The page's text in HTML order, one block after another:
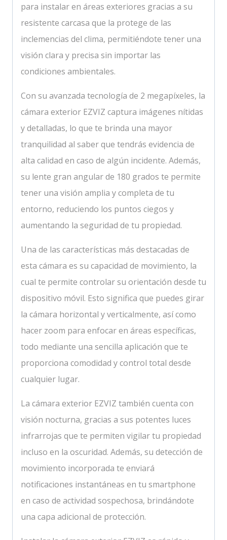
para instalar en áreas exteriores gracias a su
resistente carcasa que la protege de las
inclemencias del clima, permitiéndote tener una
visión clara y precisa sin importar las
condiciones ambientales.
Con su avanzada tecnología de 2 megapíxeles, la
cámara exterior EZVIZ captura imágenes nítidas
y detalladas, lo que te brinda una mayor
tranquilidad al saber que tendrás evidencia de
alta calidad en caso de algún incidente. Además,
su lente gran angular de 180 grados te permite
tener una visión amplia y completa de tu
entorno, reduciendo los puntos ciegos y
aumentando la seguridad de tu propiedad.
Una de las características más destacadas de
esta cámara es su capacidad de movimiento, la
cual te permite controlar su orientación desde tu
dispositivo móvil. Esto significa que puedes girar
la cámara horizontal y verticalmente, así como
hacer zoom para enfocar en áreas específicas,
todo mediante una sencilla aplicación que te
proporciona comodidad y control total desde
cualquier lugar.
La cámara exterior EZVIZ también cuenta con
visión nocturna, gracias a sus potentes luces
infrarrojas que te permiten vigilar tu propiedad
incluso en la oscuridad. Además, su detección de
movimiento incorporada te enviará
notificaciones instantáneas en tu smartphone
en caso de actividad sospechosa, brindándote
una capa adicional de protección.